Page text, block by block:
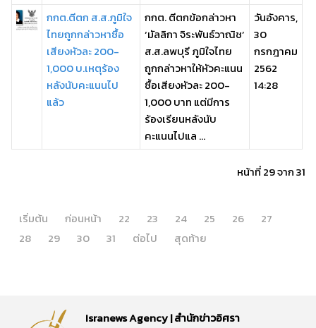
กกต.ตีตก ส.ส.ภูมิใจ
ไทยถูกกล่าวหาซื้อ
เสียงหัวละ 200-
1,000 บ.เหตุร้อง
หลังนับคะแนนไป
แล้ว
กกต. ตีตกข้อกล่าวหา
‘มัลลิกา จิระพันธ์วาณิช’
ส.ส.ลพบุรี ภูมิใจไทย
ถูกกล่าวหาให้หัวคะแนน
ซื้อเสียงหัวละ 200-
1,000 บาท แต่มีการ
ร้องเรียนหลังนับ
คะแนนไปแล ...
วันอังคาร,
30
กรกฎาคม
2562
14:28
หน้าที่ 29 จาก 31
เริ่มต้น ก่อนหน้า 22 23 24 25 26
27
28
29 30 31 ต่อไป สุดท้าย
Isranews Agency | สำนักข่าวอิศรา